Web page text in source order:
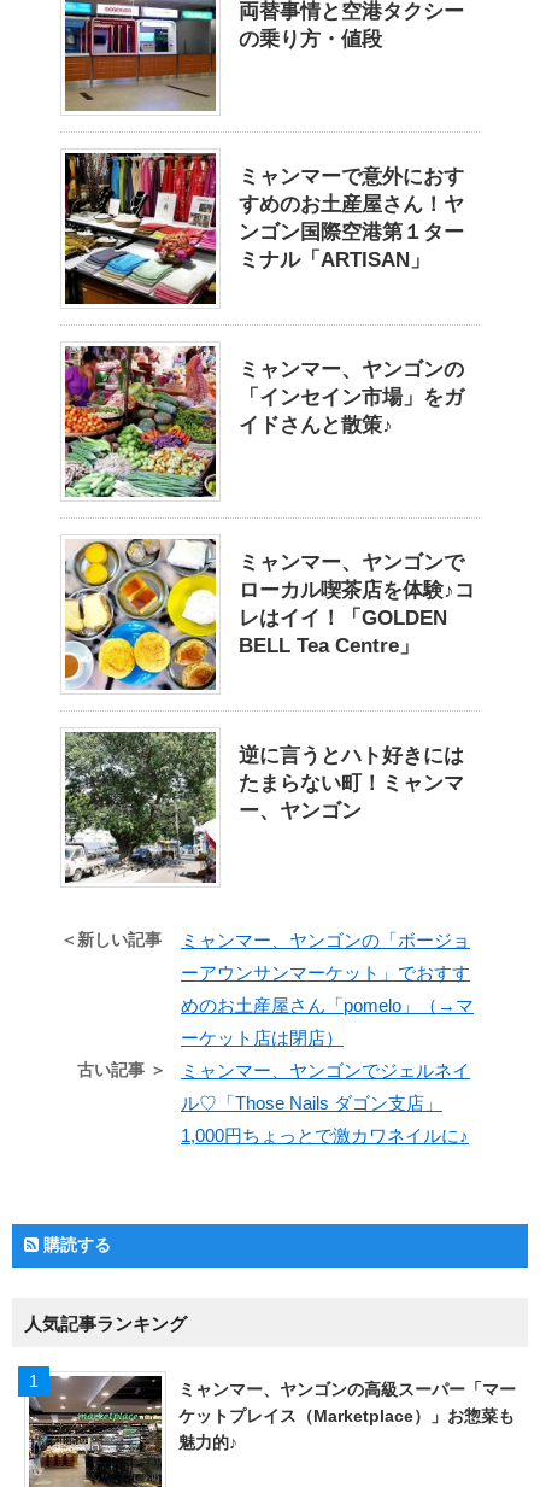
両替事情と空港タクシー
の乗り方・値段
ミャンマーで意外におす
すめのお土産屋さん！ヤ
ンゴン国際空港第１ター
ミナル「ARTISAN」
ミャンマー、ヤンゴンの
「インセイン市場」をガ
イドさんと散策♪
ミャンマー、ヤンゴンで
ローカル喫茶店を体験♪コ
レはイイ！「GOLDEN
BELL Tea Centre」
逆に言うとハト好きには
たまらない町！ミャンマ
ー、ヤンゴン
＜新しい記事
ミャンマー、ヤンゴンの「ボージョ
ーアウンサンマーケット」でおすす
めのお土産屋さん「pomelo」（→マ
ーケット店は閉店）
古い記事 ＞
ミャンマー、ヤンゴンでジェルネイ
ル♡「Those Nails ダゴン支店」
1,000円ちょっとで激カワネイルに♪
購読する
人気記事ランキング
ミャンマー、ヤンゴンの高級スーパー「マー
ケットプレイス（Marketplace）」お惣菜も
魅力的♪